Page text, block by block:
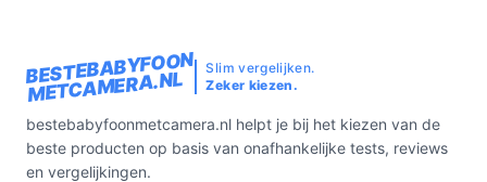
BESTEBABYFOON
METCAMERA.NL
Slim vergelijken.
Zeker kiezen.
bestebabyfoonmetcamera.nl helpt je bij het kiezen van de
beste producten op basis van onafhankelijke tests, reviews
en vergelijkingen.